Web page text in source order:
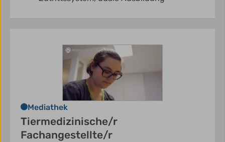
Mediathek
Tiermedizinische/r
Fachangestellte/r